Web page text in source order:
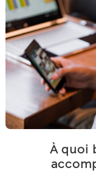
À quoi